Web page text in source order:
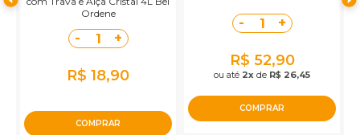
Ordene
- 1 +
R$ 18,90
COMPRAR
- 1 +
R$ 52,90
ou até 2x de R$ 26,45
COMPRAR